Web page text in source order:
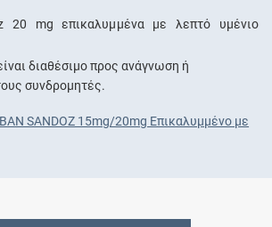
20 mg επικαλυμμένα με λεπτό υμένιο
διαθέσιμο προς ανάγνωση ή
συνδρομητές.
SANDOZ 15mg/20mg Επικαλυμμένο με